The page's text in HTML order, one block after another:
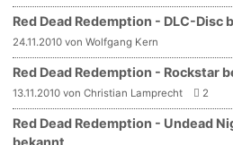
Red Dead Redemption - DLC-Disc
24.11.2010 von Wolfgang Kern
Red Dead Redemption - Rockstar
13.11.2010 von Christian Lamprecht 2
Red Dead Redemption - Undead
bekannt